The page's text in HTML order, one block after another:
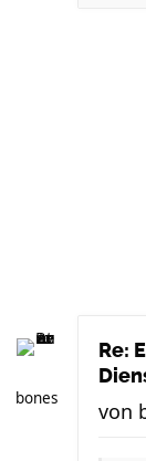
bones
Re:
von